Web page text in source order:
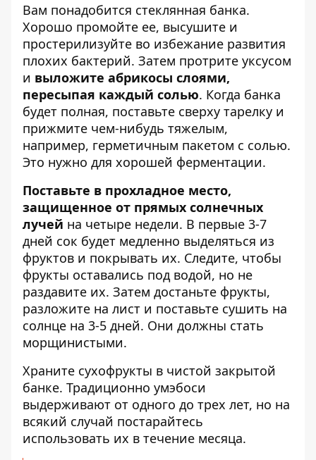
Вам понадобится стеклянная банка.
Хорошо промойте ее, высушите и
простерилизуйте во избежание развития
плохих бактерий. Затем протрите уксусом
и выложите абрикосы слоями,
пересыпая каждый солью. Когда банка
будет полная, поставьте сверху тарелку и
прижмите чем-нибудь тяжелым,
например, герметичным пакетом с солью.
Это нужно для хорошей ферментации.
Поставьте в прохладное место,
защищенное от прямых солнечных
лучей на четыре недели. В первые 3-7
дней сок будет медленно выделяться из
фруктов и покрывать их. Следите, чтобы
фрукты оставались под водой, но не
раздавите их. Затем достаньте фрукты,
разложите на лист и поставьте сушить на
солнце на 3-5 дней. Они должны стать
морщинистыми.
Храните сухофрукты в чистой закрытой
банке. Традиционно умэбоси
выдерживают от одного до трех лет, но на
всякий случай постарайтесь
использовать их в течение месяца.